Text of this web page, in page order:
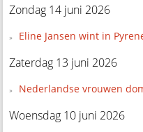
Zondag 14 juni 2026
Eline Jansen wint in
Zaterdag 13 juni 2026
Nederlandse vrouwen
Woensdag 10 juni 2026